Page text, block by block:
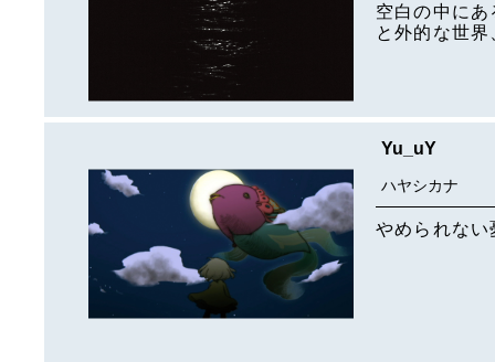
空白の中に
と外的な世
Yu_uY
ハヤシカナ
やめられない